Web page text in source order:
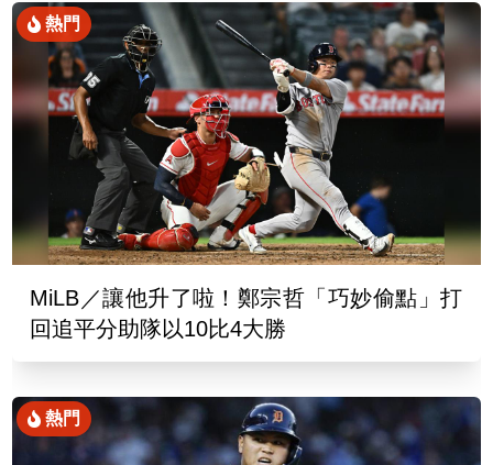
熱門
MiLB／讓他升了啦！鄭宗哲「巧妙偷點」打
回追平分助隊以10比4大勝
熱門